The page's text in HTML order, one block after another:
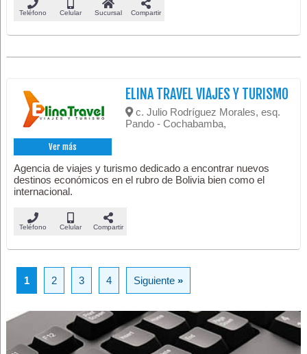
Teléfono Celular Sucursal Compartir
Ver más
ELINA TRAVEL VIAJES Y TURISMO
c. Julio Rodríguez Morales, esq.
Pando - Cochabamba,
Agencia de viajes y turismo dedicado a encontrar nuevos
destinos económicos en el rubro de Bolivia bien como el
internacional.
Teléfono Celular Compartir
1 2 3 4 Siguiente»